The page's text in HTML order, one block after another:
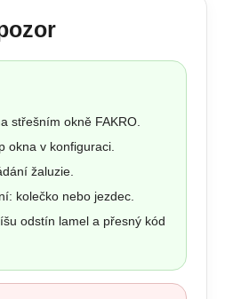
střešním okně FAKRO.
okna v konfiguraci.
žaluzie.
kolečko nebo jezdec.
odstín lamel a přesný kód